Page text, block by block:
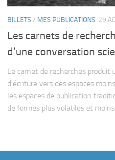
BILLETS / MES PUBLICATIONS 29
Les carnets de
d’une conversation
Le carnet de recherches produit
d’écriture vers des espaces
les espaces de publication
de formes plus volatiles et